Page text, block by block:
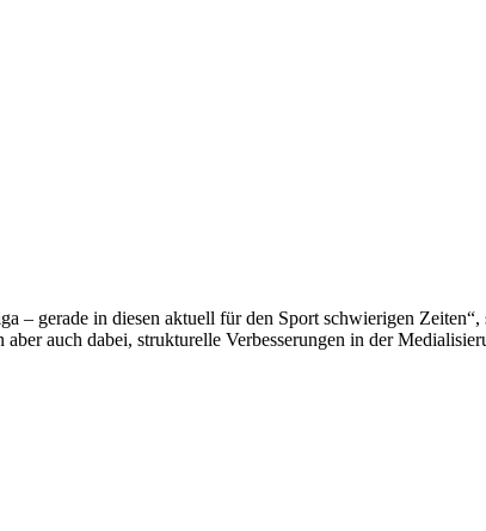
– gerade in diesen aktuell für den Sport schwierigen
auch dabei, strukturelle Verbesserungen in der